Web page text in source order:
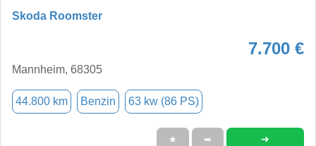
Skoda Roomster
7.700 €
Mannheim, 68305
44.800 km Benzin 63 kw (86 PS)
★ ➦ ➜